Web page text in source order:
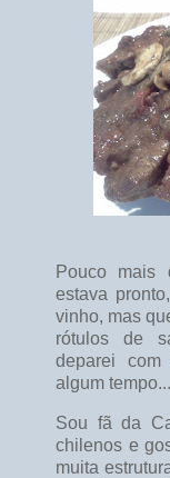
Pouco mais
estava
vinho, mas
rótulos de
deparei
algum tempo...
Sou fã da
chilenos e
muita